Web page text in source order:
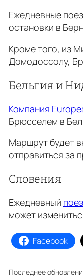
Ежедневные
остановки в
Кроме того, из
Домодоссолу,
Бельгия и
Компания
Брюсселем в
Маршрут будет
отправиться за
Словения
Ежедневный
может
Facebook
Последнее